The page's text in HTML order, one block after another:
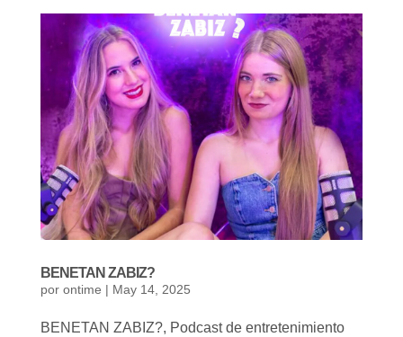
BENETAN ZABIZ?
por ontime | May 14, 2025
BENETAN ZABIZ?, Podcast de entretenimiento